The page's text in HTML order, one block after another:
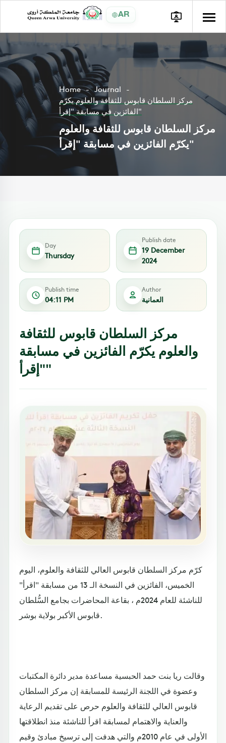
AR
Home
Journal
مركز السلطان قابوس للثقافة والعلوم يكرّم
الفائزين في مسابقة "إقرأ"
مركز السلطان قابوس للثقافة والعلوم
يكرّم الفائزين في مسابقة "إقرأ"
Day
Thursday
Publish date
19 December
2024
Publish time
04:11 PM
Author
العمانية
مركز السلطان قابوس للثقافة
والعلوم يكرّم الفائزين في مسابقة
"إقرأ"
كرّم مركز السلطان قابوس العالي للثقافة والعلوم، اليوم
الخميس، الفائزين في النسخة الـ 13 من مسابقة "اقرأ"
للناشئة للعام 2024م ، بقاعة المحاضرات بجامع السُّلطان
قابوس الأكبر بولاية بوشر.
وقالت ريا بنت حمد الحبسية مساعدة مدير دائرة المكتبات
وعضوة في اللجنة الرئيسة للمسابقة إن مركز السلطان
قابوس العالي للثقافة والعلوم حرص على تقديم الرعاية
والعناية والاهتمام لمسابقة اقرأ للناشئة منذ انطلاقتها
الأولى في عام 2010م والتي هدفت إلى ترسيخ مبادئ وقيم